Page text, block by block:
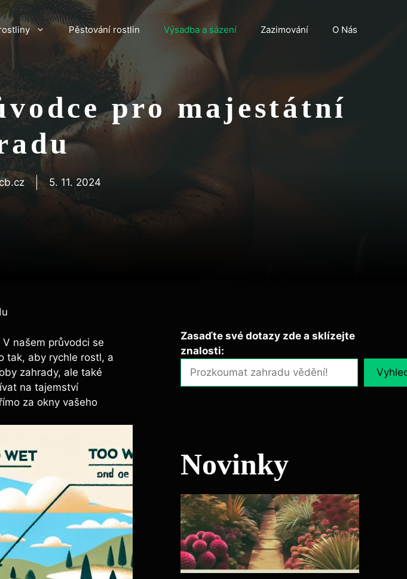
Pěstování rostlin Výsadba a sázení Zazimování O Nás
pro majestátní
5. 11. 2024
našem průvodci se
tak, ​aby rychle rostl, a
zahrady,⁣ ale také
na tajemství
za okny vašeho
Zasaďte své dotazy zde a sklízejte
znalosti:
Novinky